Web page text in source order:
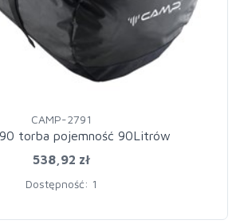
CAMP-2791
torba pojemność 90Litrów
538,92 zł
Dostępność: 1